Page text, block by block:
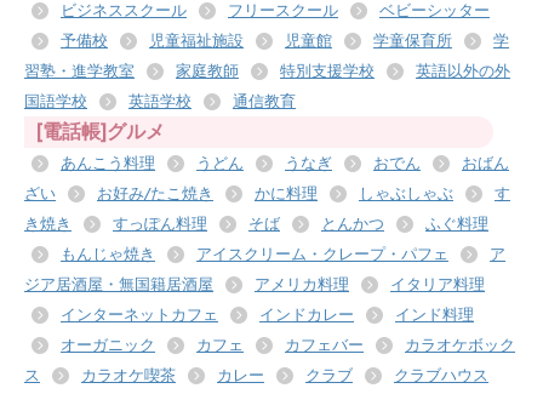
ビジネススクール フリースクール
ベビーシッター
予備校
児童福祉施設 児童館 学童保育所
学
習塾・進学教室
家庭教師 特別支援学校
英語以外の外
国語学校
英語学校 通信教育
[電話帳]グルメ
あんこう料理 うどん うなぎ おでん
おばん
ざい
お好み/たこ焼き かに料理 しゃぶしゃぶ
す
き焼き
すっぽん料理 そば とんかつ
ふぐ料理
もんじゃ焼き
アイスクリーム・クレープ・パフェ
ア
ジア居酒屋・無国籍居酒屋
アメリカ料理
イタリア料理
インターネットカフェ
インドカレー
インド料理
オーガニック
カフェ カフェバー
カラオケボック
ス
カラオケ喫茶 カレー クラブ
クラブハウス